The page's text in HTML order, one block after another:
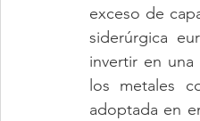
exceso de
siderúrgica
invertir en
los metales
adoptada en